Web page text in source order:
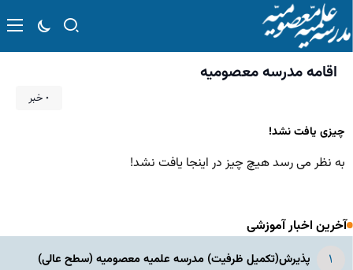
اقامه مدرسه معصومیه
۰ خبر
چیزی یافت نشد!
به نظر می رسد هیچ چیز در اینجا یافت نشد!
آخرین اخبار آموزشی
پذیرش(تکمیل ظرفیت) مدرسه علمیه معصومیه‌ (سطح عالی)